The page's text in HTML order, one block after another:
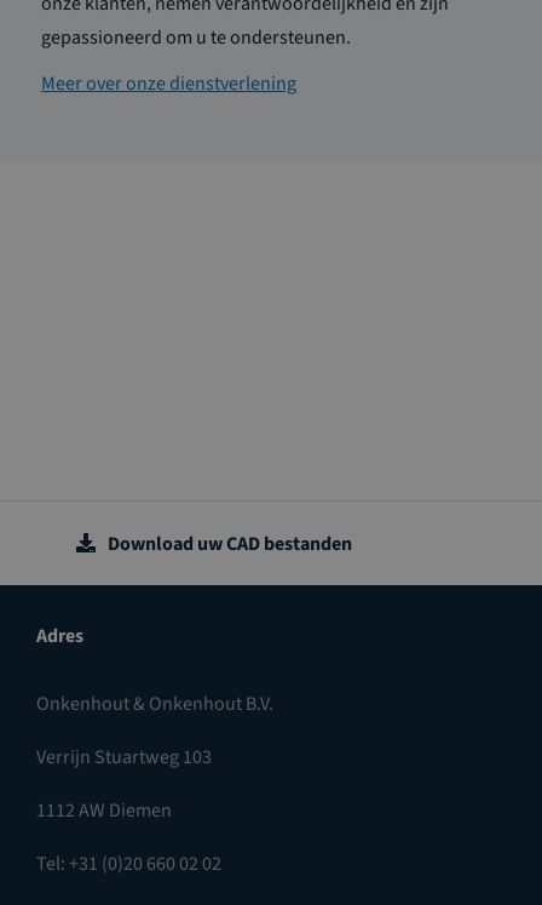
gepassioneerd om u te ondersteunen.
Meer over onze dienstverlening
Download uw CAD bestanden
Adres
Onkenhout & Onkenhout B.V.
Verrijn Stuartweg 103
1112 AW Diemen
Tel: +31 (0)20 660 02 02